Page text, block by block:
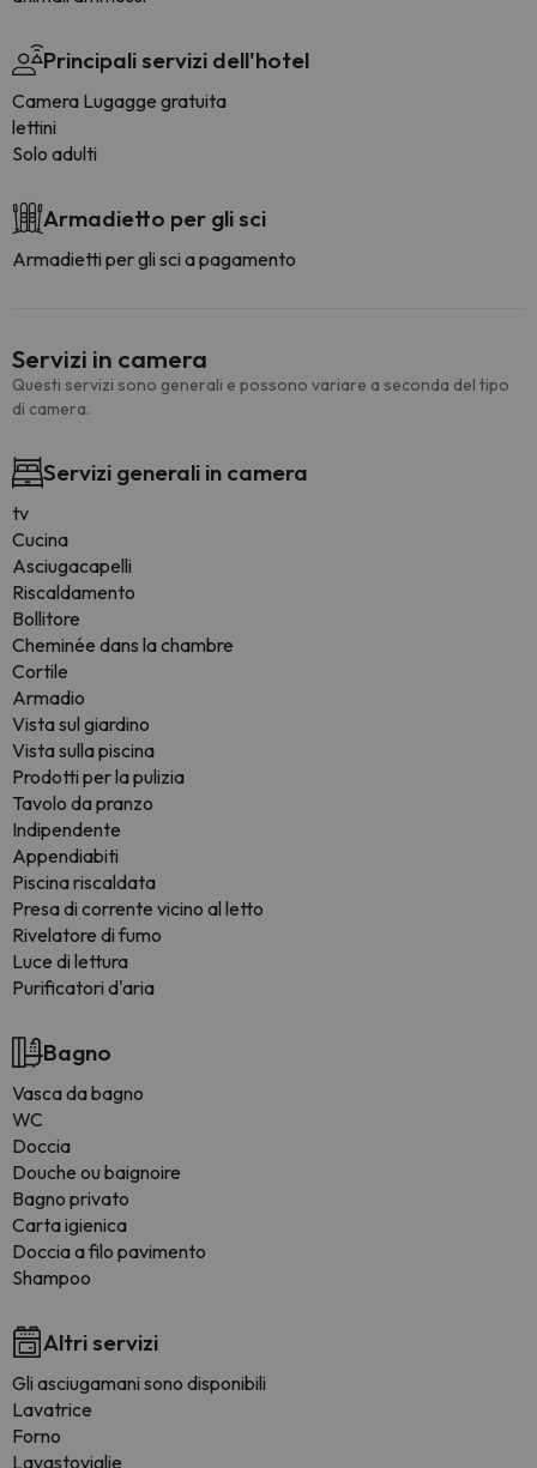
Principali servizi dell'hotel
Camera Lugagge gratuita
lettini
Solo adulti
Armadietto per gli sci
Armadietti per gli sci a pagamento
Servizi in camera
Questi servizi sono generali e possono variare a seconda del tipo
di camera.
Servizi generali in camera
tv
Cucina
Asciugacapelli
Riscaldamento
Bollitore
Cheminée dans la chambre
Cortile
Armadio
Vista sul giardino
Vista sulla piscina
Prodotti per la pulizia
Tavolo da pranzo
Indipendente
Appendiabiti
Piscina riscaldata
Presa di corrente vicino al letto
Rivelatore di fumo
Luce di lettura
Purificatori d'aria
Bagno
Vasca da bagno
WC
Doccia
Douche ou baignoire
Bagno privato
Carta igienica
Doccia a filo pavimento
Shampoo
Altri servizi
Gli asciugamani sono disponibili
Lavatrice
Forno
Lavastoviglie